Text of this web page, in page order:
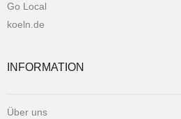
Go Local
koeln.de
INFORMATION
Über uns